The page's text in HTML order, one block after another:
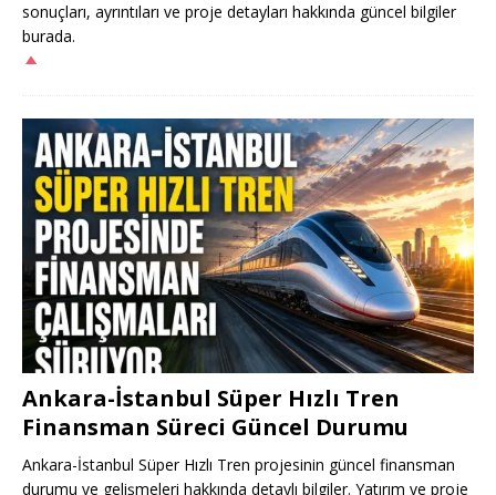
sonuçları, ayrıntıları ve proje detayları hakkında güncel bilgiler
burada.
Ankara-İstanbul Süper Hızlı Tren
Finansman Süreci Güncel Durumu
Ankara-İstanbul Süper Hızlı Tren projesinin güncel finansman
durumu ve gelişmeleri hakkında detaylı bilgiler. Yatırım ve proje